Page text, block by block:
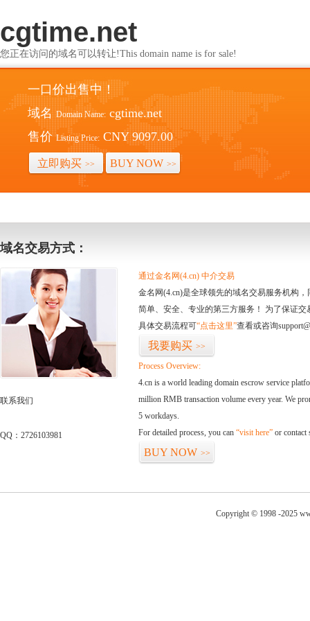
cgtime.net
您正在访问的域名可以转让!This domain name is for sale!
一口价出售中！
域名 Domain Name: cgtime.net
售价 Listing Price: CNY 9097.00
立即购买 >> BUY NOW >>
域名交易方式：
联系我们
QQ：2726103981
通过金名网(4.cn) 中介交易
金名网(4.cn)是全球领先的域名交易服务机构
简单、安全、专业的第三方服务！ 为了保证
具体交易流程可“点击这里”查看或咨询
我要购买 >>
Process Overview:
4.cn is a world leading domain escrow service
million RMB transaction volume every year. We
5 workdays.
For detailed process, you can “visit here” or contact
BUY NOW >>
Copyright © 1998 -2025